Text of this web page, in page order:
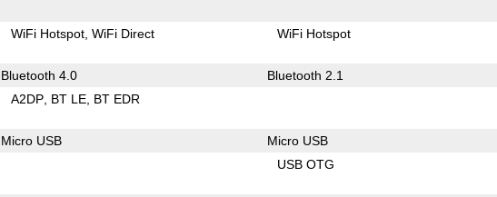
WiFi Hotspot WiFi Direct WiFi Hotspot
Bluetooth 4.0 Bluetooth 2.1
A2DP BT LE BT EDR
Micro USB Micro USB
USB OTG